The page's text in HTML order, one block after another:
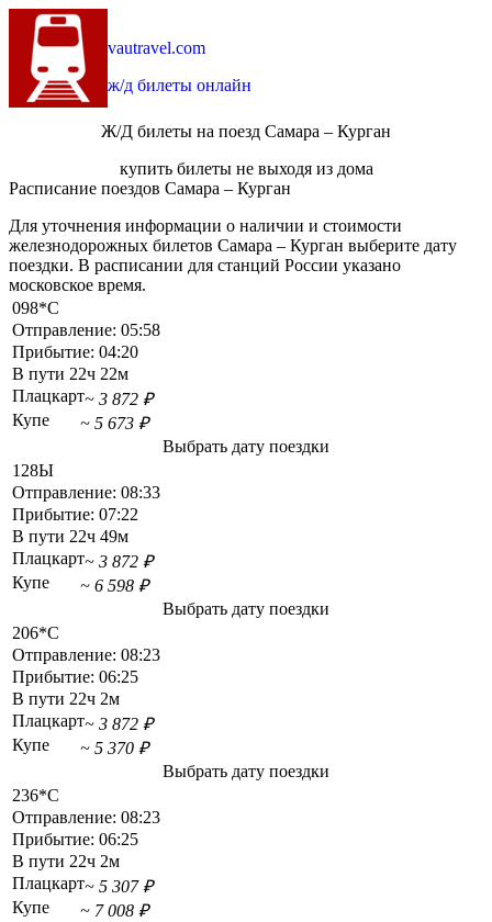
vautravel.com
ж/д билеты онлайн
Ж/Д билеты на поезд Самара – Курган
купить билеты не выходя из дома
Расписание поездов Самара – Курган
Для уточнения информации о наличии и стоимости
железнодорожных билетов Самара – Курган выберите дату
поездки. В расписании для станций России указано
московское время.
098*С
Отправление: 05:58
Прибытие: 04:20
В пути 22ч 22м
Плацкарт~ 3 872 ₽
Купе
~ 5 673 ₽
Выбрать дату поездки
128Ы
Отправление: 08:33
Прибытие: 07:22
В пути 22ч 49м
Плацкарт~ 3 872 ₽
Купе
~ 6 598 ₽
Выбрать дату поездки
206*С
Отправление: 08:23
Прибытие: 06:25
В пути 22ч 2м
Плацкарт~ 3 872 ₽
Купе
~ 5 370 ₽
Выбрать дату поездки
236*С
Отправление: 08:23
Прибытие: 06:25
В пути 22ч 2м
Плацкарт~ 5 307 ₽
Купе
~ 7 008 ₽